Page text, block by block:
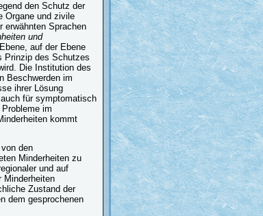
den Schutz der
Organe und zivile
erwähnten Sprachen
und
auf der Ebene
Prinzip des Schutzes
Die Institution des
Beschwerden im
ihrer Lösung
für symptomatisch
im
kommt
den
Minderheiten zu
und auf
Minderheiten
Zustand der
dem gesprochenen